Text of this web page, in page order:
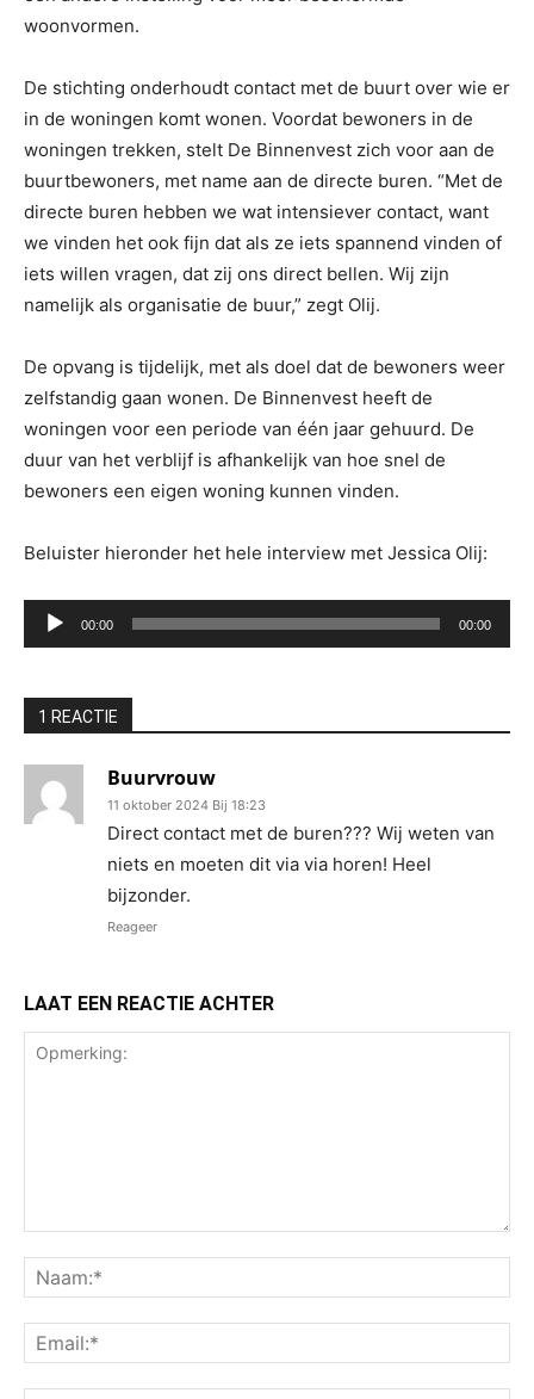
woonvormen.
De stichting onderhoudt contact met de buurt over wie er
in de woningen komt wonen. Voordat bewoners in de
woningen trekken, stelt De Binnenvest zich voor aan de
buurtbewoners, met name aan de directe buren. “Met de
directe buren hebben we wat intensiever contact, want
we vinden het ook fijn dat als ze iets spannend vinden of
iets willen vragen, dat zij ons direct bellen. Wij zijn
namelijk als organisatie de buur,” zegt Olij.
De opvang is tijdelijk, met als doel dat de bewoners weer
zelfstandig gaan wonen. De Binnenvest heeft de
woningen voor een periode van één jaar gehuurd. De
duur van het verblijf is afhankelijk van hoe snel de
bewoners een eigen woning kunnen vinden.
Beluister hieronder het hele interview met Jessica Olij:
Audiospeler
00:00 00:00
1 REACTIE
Buurvrouw
11 oktober 2024 Bij 18:23
Direct contact met de buren??? Wij weten van
niets en moeten dit via via horen! Heel
bijzonder.
Reageer
LAAT EEN REACTIE ACHTER